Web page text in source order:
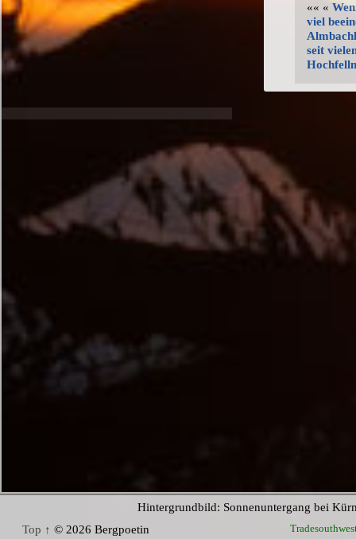
«« «
viel
seit
Hochfelln
Hintergrundbild: Sonnenuntergang bei
Top ↑ © 2026 Bergpoetin